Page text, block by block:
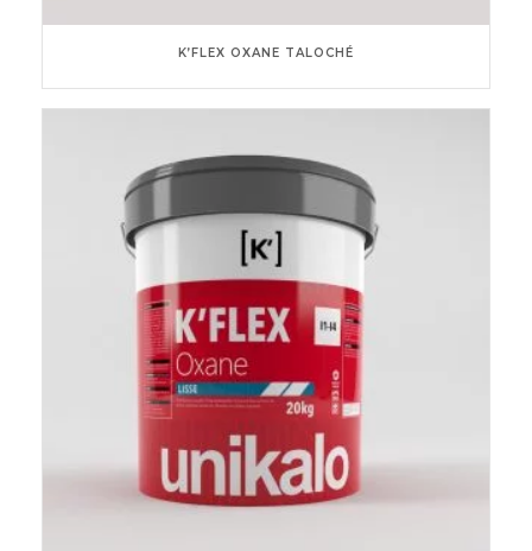
K’FLEX OXANE TALOCHÉ